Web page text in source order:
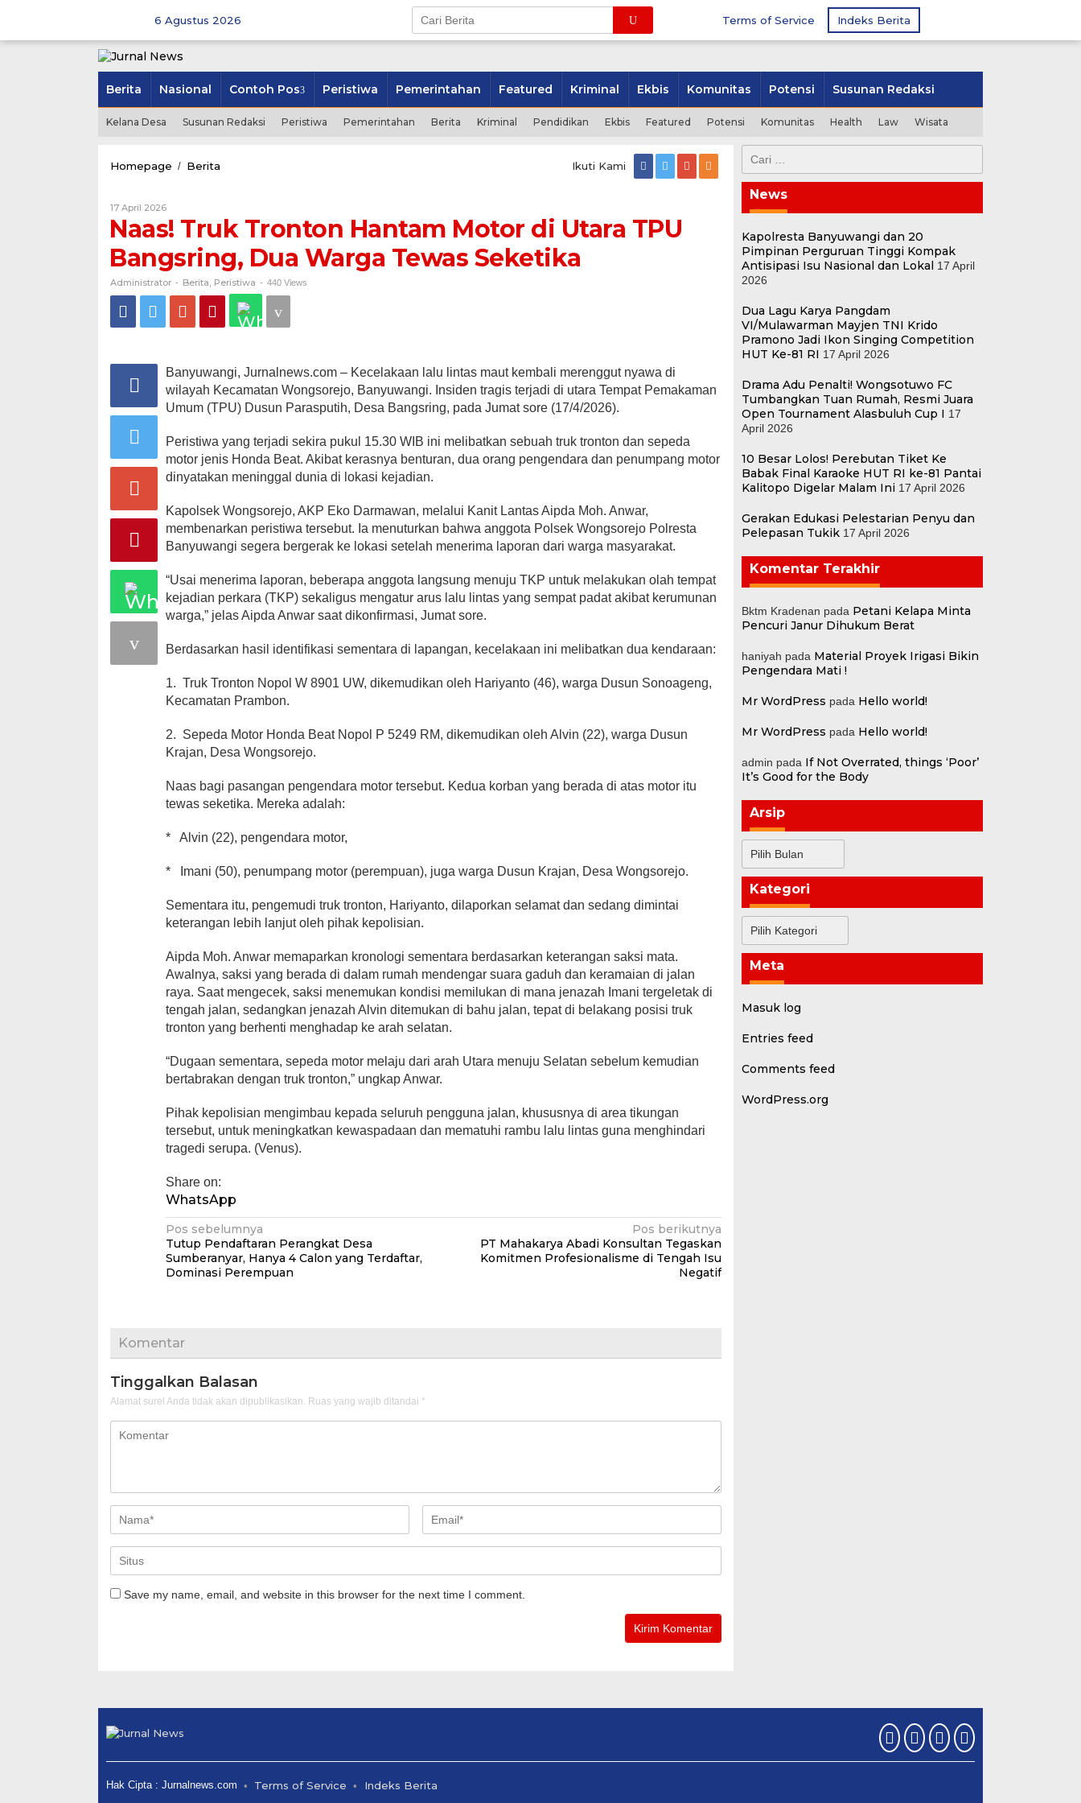
6 Agustus 2026 Terms of Service Indeks Berita
Berita Nasional Contoh Pos Peristiwa Pemerintahan Featured Kriminal Ekbis Komunitas Potensi Susunan Redaksi
Kelana Desa Susunan Redaksi Peristiwa Pemerintahan Berita Kriminal Pendidikan Ekbis Featured Potensi Komunitas Health Law Wisata
Homepage / Berita
Motor
di
Utara
TPU
Bangsring,
Dua
Warga
Tewas
Ikuti Kami
17 April 2026Oleh
Administrator
Naas! Truk Tronton Hantam Motor di Utara TPU
Bangsring, Dua Warga Tewas Seketika
Administrator - Berita Peristiwa - 440 Views
Banyuwangi, Jurnalnews.com – Kecelakaan lalu lintas maut kembali merenggut nyawa di
wilayah Kecamatan Wongsorejo, Banyuwangi. Insiden tragis terjadi di utara Tempat Pemakaman
Umum (TPU) Dusun Parasputih, Desa Bangsring, pada Jumat sore (17/4/2026).
Peristiwa yang terjadi sekira pukul 15.30 WIB ini melibatkan sebuah truk tronton dan sepeda
motor jenis Honda Beat. Akibat kerasnya benturan, dua orang pengendara dan penumpang motor
dinyatakan meninggal dunia di lokasi kejadian.
Kapolsek Wongsorejo, AKP Eko Darmawan, melalui Kanit Lantas Aipda Moh. Anwar,
membenarkan peristiwa tersebut. Ia menuturkan bahwa anggota Polsek Wongsorejo Polresta
Banyuwangi segera bergerak ke lokasi setelah menerima laporan dari warga masyarakat.
“Usai menerima laporan, beberapa anggota langsung menuju TKP untuk melakukan olah tempat
kejadian perkara (TKP) sekaligus mengatur arus lalu lintas yang sempat padat akibat kerumunan
warga,” jelas Aipda Anwar saat dikonfirmasi, Jumat sore.
Berdasarkan hasil identifikasi sementara di lapangan, kecelakaan ini melibatkan dua kendaraan:
1. Truk Tronton Nopol W 8901 UW, dikemudikan oleh Hariyanto (46), warga Dusun Sonoageng,
Kecamatan Prambon.
2. Sepeda Motor Honda Beat Nopol P 5249 RM, dikemudikan oleh Alvin (22), warga Dusun
Krajan, Desa Wongsorejo.
Naas bagi pasangan pengendara motor tersebut. Kedua korban yang berada di atas motor itu
tewas seketika. Mereka adalah:
* Alvin (22), pengendara motor,
* Imani (50), penumpang motor (perempuan), juga warga Dusun Krajan, Desa Wongsorejo.
Sementara itu, pengemudi truk tronton, Hariyanto, dilaporkan selamat dan sedang dimintai
keterangan lebih lanjut oleh pihak kepolisian.
Aipda Moh. Anwar memaparkan kronologi sementara berdasarkan keterangan saksi mata.
Awalnya, saksi yang berada di dalam rumah mendengar suara gaduh dan keramaian di jalan
raya. Saat mengecek, saksi menemukan kondisi memilukan di mana jenazah Imani tergeletak di
tengah jalan, sedangkan jenazah Alvin ditemukan di bahu jalan, tepat di belakang posisi truk
tronton yang berhenti menghadap ke arah selatan.
“Dugaan sementara, sepeda motor melaju dari arah Utara menuju Selatan sebelum kemudian
bertabrakan dengan truk tronton,” ungkap Anwar.
Pihak kepolisian mengimbau kepada seluruh pengguna jalan, khususnya di area tikungan
tersebut, untuk meningkatkan kewaspadaan dan mematuhi rambu lalu lintas guna menghindari
tragedi serupa. (Venus).
Share on:
WhatsApp
Navigasi
pos
Pos sebelumnya
Tutup Pendaftaran Perangkat Desa
Sumberanyar, Hanya 4 Calon yang Terdaftar,
Dominasi Perempuan
Pos berikutnya
PT Mahakarya Abadi Konsultan Tegaskan
Komitmen Profesionalisme di Tengah Isu
Negatif
Komentar
Tinggalkan Balasan
Alamat surel Anda tidak akan dipublikasikan. Ruas yang wajib ditandai *
Save my name, email, and website in this browser for the next time I comment.
untuk:
News
Kapolresta Banyuwangi dan 20
Pimpinan Perguruan Tinggi Kompak
Antisipasi Isu Nasional dan Lokal 17 April
2026
Dua Lagu Karya Pangdam
VI/Mulawarman Mayjen TNI Krido
Pramono Jadi Ikon Singing Competition
HUT Ke-81 RI 17 April 2026
Drama Adu Penalti! Wongsotuwo FC
Tumbangkan Tuan Rumah, Resmi Juara
Open Tournament Alasbuluh Cup I 17
April 2026
10 Besar Lolos! Perebutan Tiket Ke
Babak Final Karaoke HUT RI ke-81 Pantai
Kalitopo Digelar Malam Ini 17 April 2026
Gerakan Edukasi Pelestarian Penyu dan
Pelepasan Tukik 17 April 2026
Komentar Terakhir
Bktm Kradenan pada Petani Kelapa Minta
Pencuri Janur Dihukum Berat
haniyah pada Material Proyek Irigasi Bikin
Pengendara Mati !
Mr WordPress pada Hello world!
Mr WordPress pada Hello world!
admin pada If Not Overrated, things ‘Poor’
It’s Good for the Body
Arsip
Kategori
Meta
Masuk log
Entries feed
Comments feed
WordPress.org
Hak Cipta : Jurnalnews.com Terms of Service Indeks Berita